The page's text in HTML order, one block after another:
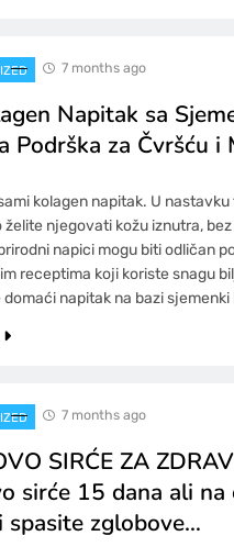
7 months ago
Napitak sa
Podrška za Čvršću i
kolagen napitak. U
želite njegovati kožu iznutra,
napici mogu biti odličan
receptima koji koriste snagu
napitak na bazi
7 months ago
SIRĆE ZA
sirće 15 dana ali
zglobove…